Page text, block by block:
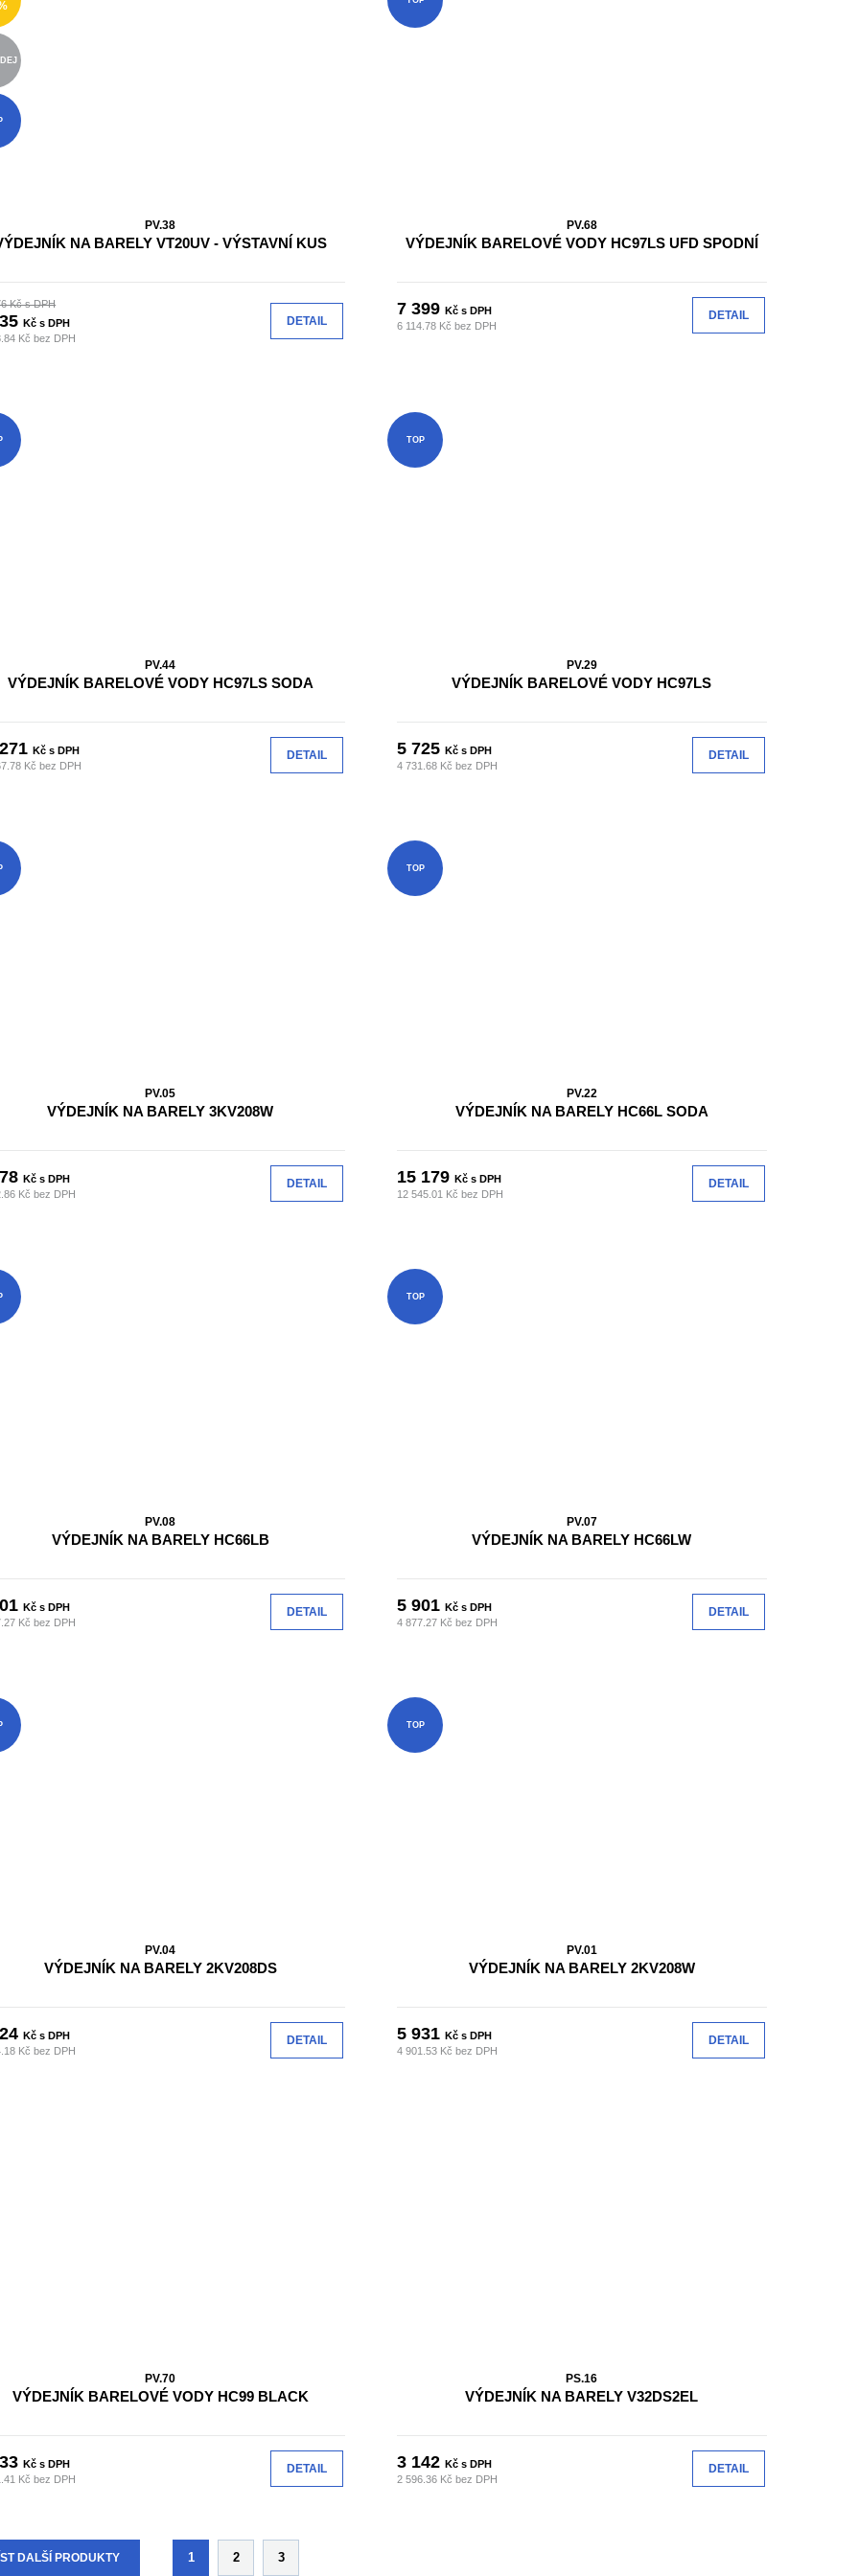
PV.38
NA BARELY VT20UV - VÝSTAVNÍ KUS
Kč s DPH
Kč s DPH
Kč bez DPH
DETAIL
PV.68
VÝDEJNÍK BARELOVÉ VODY HC97LS UFD SPODNÍ
7 399 Kč s DPH
6 114.78 Kč bez DPH
DETAIL
PV.44
VÝDEJNÍK BARELOVÉ VODY HC97LS SODA
Kč s DPH
Kč bez DPH
DETAIL
TOP
PV.29
VÝDEJNÍK BARELOVÉ VODY HC97LS
5 725 Kč s DPH
4 731.68 Kč bez DPH
DETAIL
PV.05
VÝDEJNÍK NA BARELY 3KV208W
Kč s DPH
Kč bez DPH
DETAIL
TOP
PV.22
VÝDEJNÍK NA BARELY HC66L SODA
15 179 Kč s DPH
12 545.01 Kč bez DPH
DETAIL
PV.08
VÝDEJNÍK NA BARELY HC66LB
Kč s DPH
Kč bez DPH
DETAIL
TOP
PV.07
VÝDEJNÍK NA BARELY HC66LW
5 901 Kč s DPH
4 877.27 Kč bez DPH
DETAIL
PV.04
VÝDEJNÍK NA BARELY 2KV208DS
Kč s DPH
Kč bez DPH
DETAIL
TOP
PV.01
VÝDEJNÍK NA BARELY 2KV208W
5 931 Kč s DPH
4 901.53 Kč bez DPH
DETAIL
PV.70
VÝDEJNÍK BARELOVÉ VODY HC99 BLACK
Kč s DPH
Kč bez DPH
DETAIL
PS.16
VÝDEJNÍK NA BARELY V32DS2EL
3 142 Kč s DPH
2 596.36 Kč bez DPH
DETAIL
DALŠÍ PRODUKTY 1 2 3